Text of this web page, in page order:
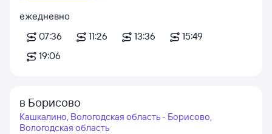
ежедневно
07:36
11:26 13:36
15:49
19:06
в Борисово
Кашкалино, Вологодская область - Борисово,
Вологодская область